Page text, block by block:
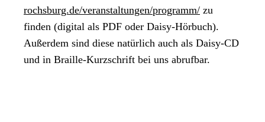
rochsburg.de/veranstaltungen/programm/ zu
finden (digital als PDF oder Daisy-Hörbuch).
Außerdem sind diese natürlich auch als Daisy-CD
und in Braille-Kurzschrift bei uns abrufbar.